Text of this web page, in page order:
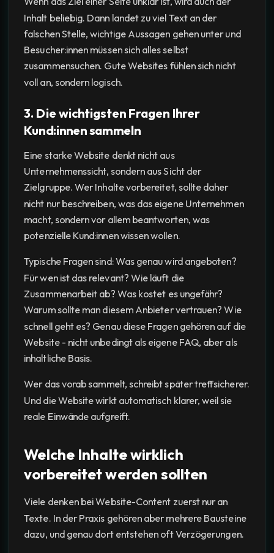
Inhalt beliebig. Dann landet zu viel Text an der
falschen Stelle, wichtige Aussagen gehen unter und
Besucher:innen müssen sich alles selbst
zusammensuchen. Gute Websites fühlen sich nicht
voll an, sondern logisch.
3. Die wichtigsten Fragen Ihrer
Kund:innen sammeln
Eine starke Website denkt nicht aus
Unternehmenssicht, sondern aus Sicht der
Zielgruppe. Wer Inhalte vorbereitet, sollte daher
nicht nur beschreiben, was das eigene Unternehmen
macht, sondern vor allem beantworten, was
potenzielle Kund:innen wissen wollen.
Typische Fragen sind: Was genau wird angeboten?
Für wen ist das relevant? Wie läuft die
Zusammenarbeit ab? Was kostet es ungefähr?
Warum sollte man diesem Anbieter vertrauen? Wie
schnell geht es? Genau diese Fragen gehören auf die
Website - nicht unbedingt als eigene FAQ, aber als
inhaltliche Basis.
Wer das vorab sammelt, schreibt später treffsicherer.
Und die Website wirkt automatisch klarer, weil sie
reale Einwände aufgreift.
Welche Inhalte wirklich
vorbereitet werden sollten
Viele denken bei Website-Content zuerst nur an
Texte. In der Praxis gehören aber mehrere Bausteine
dazu, und genau dort entstehen oft Verzögerungen.